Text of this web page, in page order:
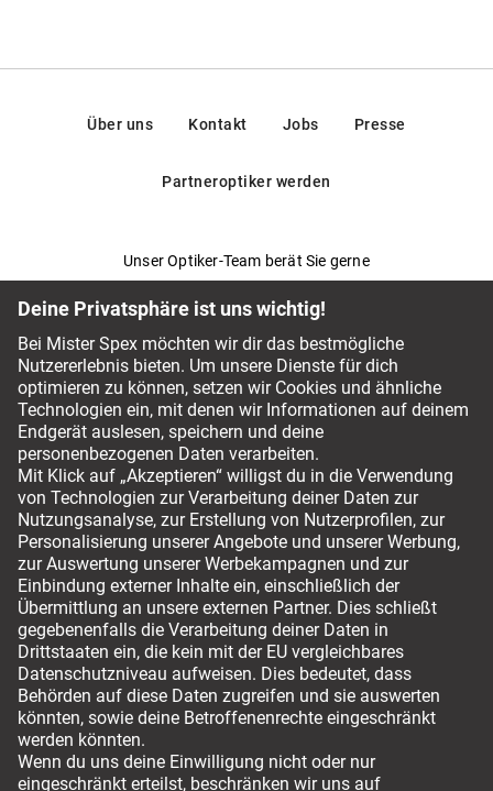
Über uns Kontakt Jobs Presse
Partneroptiker werden
Unser Optiker-Team berät Sie gerne
Fragen & Antworten
Service-Chat
044 797 59 94
Bezahlmethoden
Versandmöglichkeiten
Für ihren sicheren Einkauf